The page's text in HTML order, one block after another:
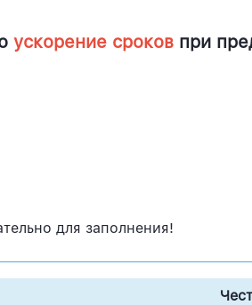
ускорение сроков при
для заполнения!